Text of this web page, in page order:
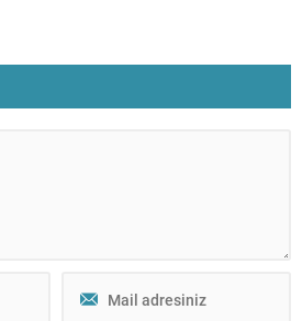
yalnızca yıkım kararlarıyla